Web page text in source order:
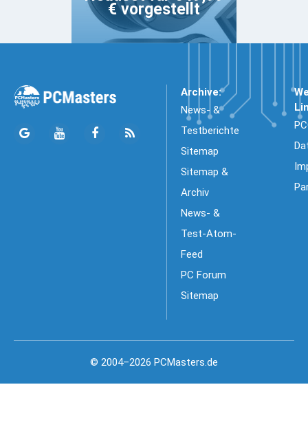
€ vorgestellt
Archive:
News- &
Testberichte
Sitemap
Sitemap &
Archiv
News- &
Test-Atom-
Feed
PC Forum
Sitemap
© 2004–2026 PCMasters.de